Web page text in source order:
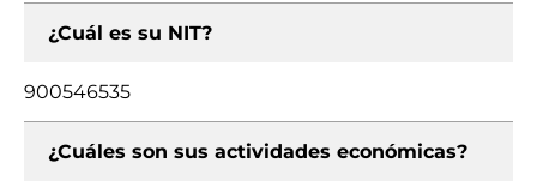
¿Cuál es su NIT?
900546535
¿Cuáles son sus actividades económicas?